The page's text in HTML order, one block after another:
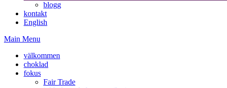
blogg
kontakt
English
Main Menu
välkommen
choklad
fokus
Fair Trade